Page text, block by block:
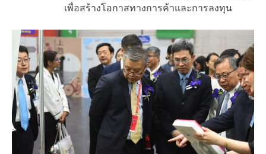
เพื่อสร้างโอกาสทางการค้าและการลงทุน